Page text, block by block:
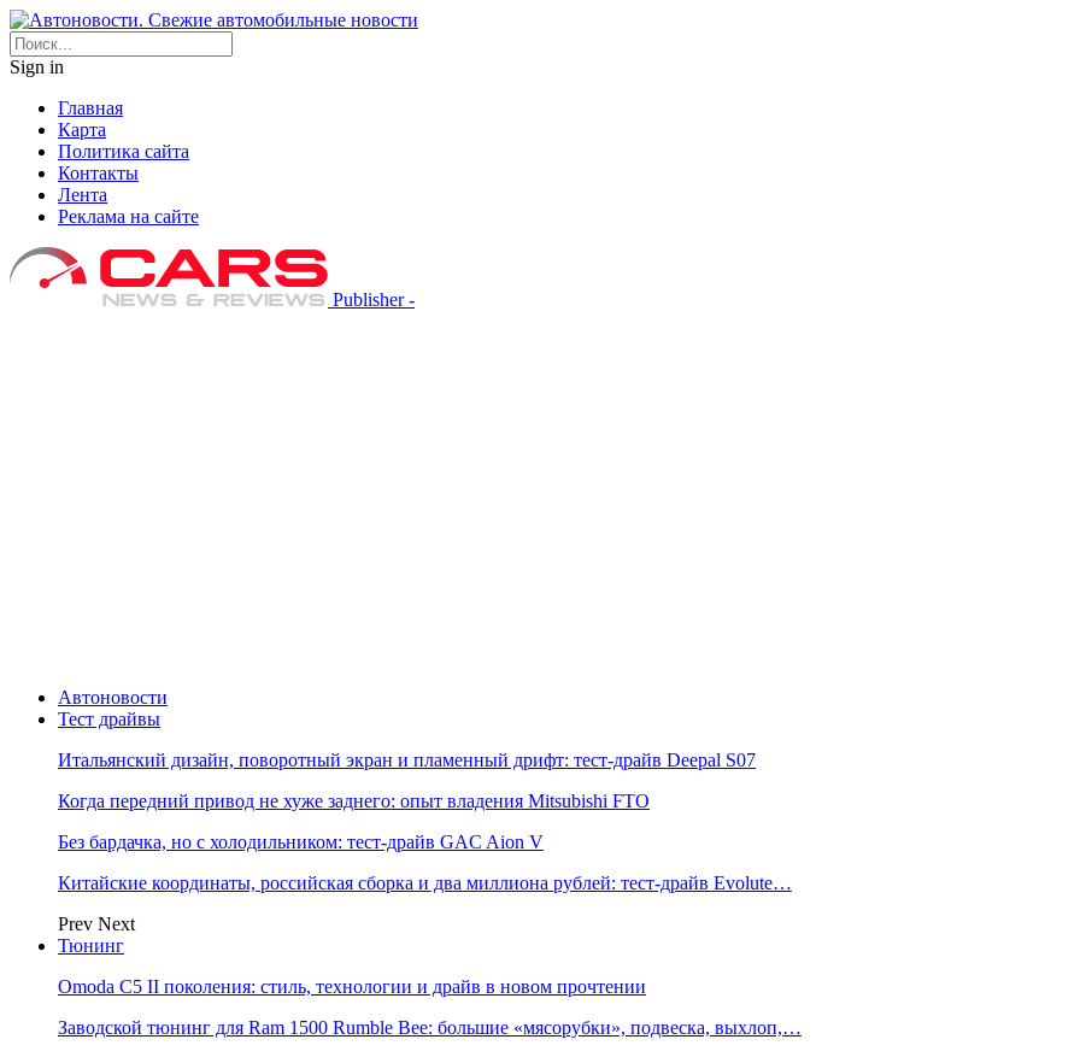
Sign in
Главная
Карта
Политика сайта
Контакты
Лента
Реклама на сайте
Publisher -
Автоновости
Тест драйвы
Итальянский дизайн, поворотный экран и пламенный дрифт: тест-драйв Deepal S07
Когда передний привод не хуже заднего: опыт владения Mitsubishi FTO
Без бардачка, но с холодильником: тест-драйв GAC Aion V
Китайские координаты, российская сборка и два миллиона рублей: тест-драйв Evolute…
Prev Next
Тюнинг
Omoda C5 II поколения: стиль, технологии и драйв в новом прочтении
Заводской тюнинг для Ram 1500 Rumble Bee: большие «мясорубки», подвеска, выхлоп,…